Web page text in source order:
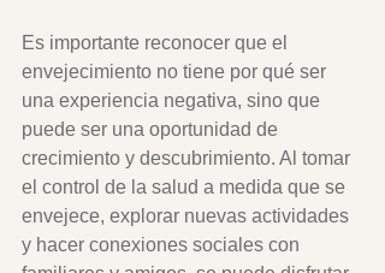
Es importante reconocer que el
envejecimiento no tiene por qué ser
una experiencia negativa, sino que
puede ser una oportunidad de
crecimiento y descubrimiento. Al tomar
el control de la salud a medida que se
envejece, explorar nuevas actividades
y hacer conexiones sociales con